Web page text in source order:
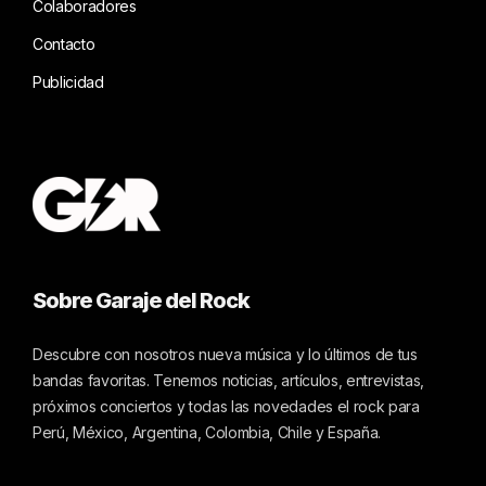
Colaboradores
Contacto
Publicidad
Sobre Garaje del Rock
Descubre con nosotros nueva música y lo últimos de tus
bandas favoritas. Tenemos noticias, artículos, entrevistas,
próximos conciertos y todas las novedades el rock para
Perú, México, Argentina, Colombia, Chile y España.